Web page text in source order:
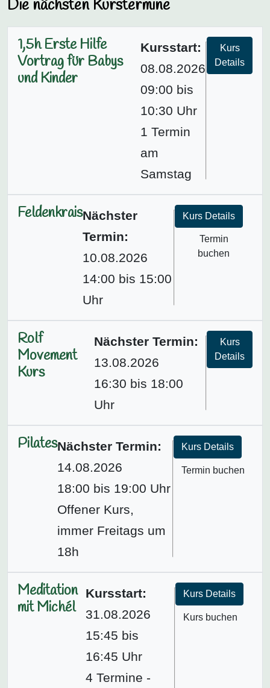
Die nächsten Kurstermine
1,5h Erste Hilfe
Vortrag für Babys
und Kinder
Kursstart:
08.08.2026
09:00 bis
10:30 Uhr
1 Termin
am
Samstag
Kurs
Details
FeldenkraisNächster
Termin:
10.08.2026
14:00 bis 15:00
Uhr
Kurs Details
Termin
buchen
Rolf
Movement
Kurs
Nächster Termin:
13.08.2026
16:30 bis 18:00
Uhr
Kurs
Details
PilatesNächster Termin:
14.08.2026
18:00 bis 19:00 Uhr
Offener Kurs,
immer Freitags um
18h
Kurs Details
Termin buchen
Meditation
mit Michél
Kursstart:
31.08.2026
15:45 bis
16:45 Uhr
4 Termine -
Kurs Details
Kurs buchen